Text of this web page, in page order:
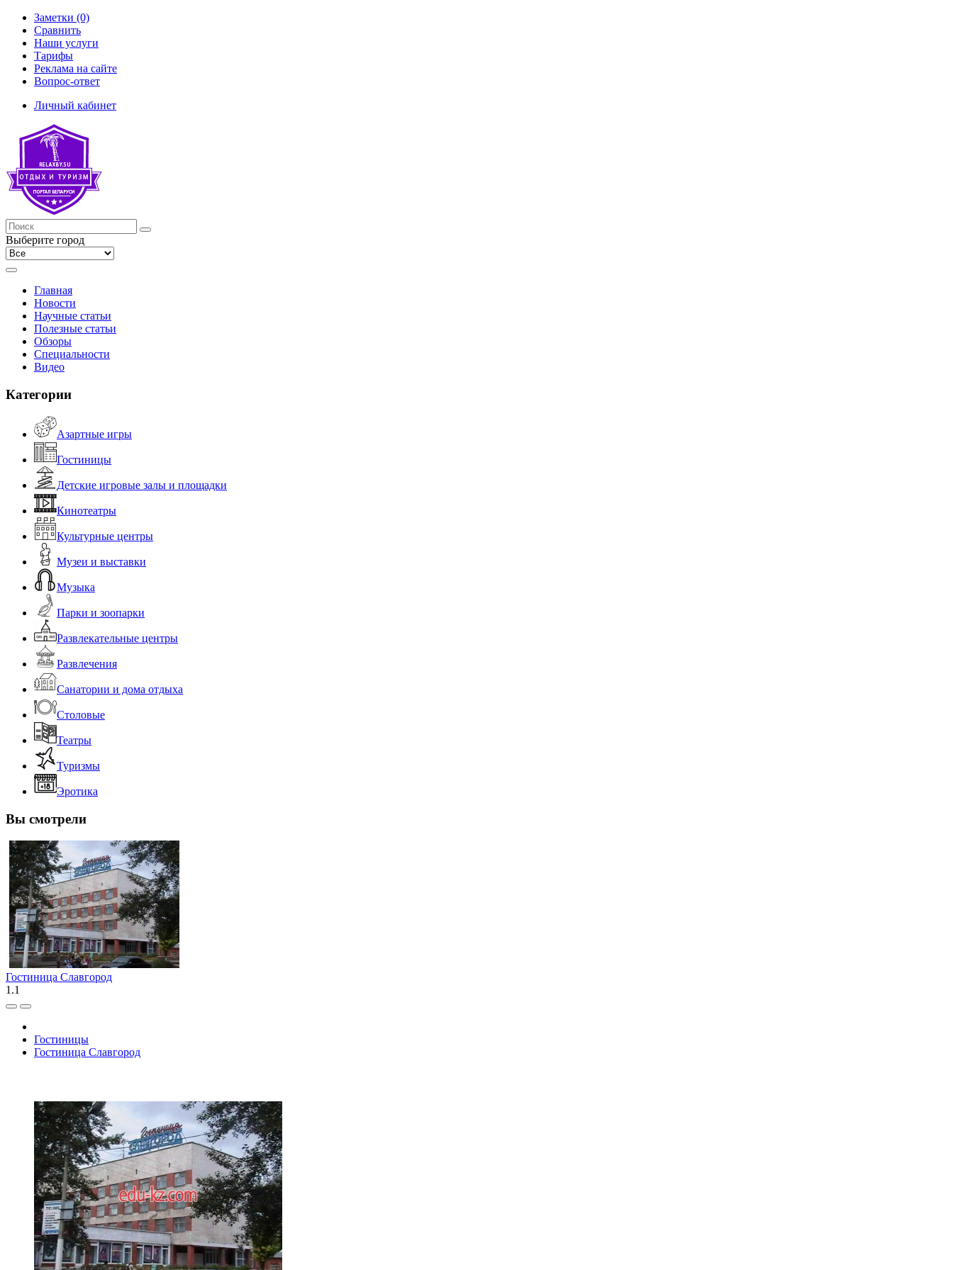
Заметки (0)
Сравнить
Наши услуги
Тарифы
Реклама на сайте
Вопрос-ответ
Личный кабинет
Выберите город
Главная
Новости
Научные статьи
Полезные статьи
Обзоры
Специальности
Видео
Категории
Азартные игры
Гостиницы
Детские игровые залы и площадки
Кинотеатры
Культурные центры
Музеи и выставки
Музыка
Парки и зоопарки
Развлекательные центры
Развлечения
Санатории и дома отдыха
Столовые
Театры
Туризмы
Эротика
Вы смотрели
Гостиница Славгород
1.1
Гостиницы
Гостиница Славгород